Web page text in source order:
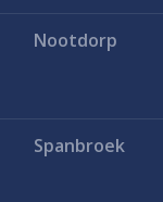
Nootdorp
Spanbroek